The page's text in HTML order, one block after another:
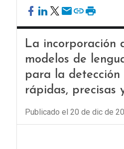
La incorporación
modelos de
para la
rápidas, precisas
Publicado el 20 de dic de